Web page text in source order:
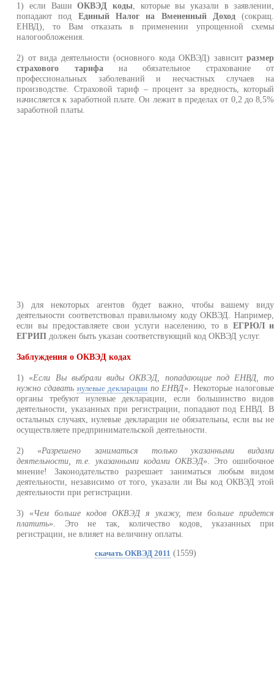
1) если ВашиОКВЭД коды, которые вы указали в заявлении,
попадают под Единый Налог на Вмененный Доход(сокращ.
ЕНВД), то Вам отказать в применении упрощенной схемы
налогообложения.
2) от вида деятельности (основного кода ОКВЭД) зависитразмер
страхового тарифа на обязательное страхование от
профессиональных заболеваний и несчастных случаев на
производстве. Страховой тариф – процент за вредность, который
начисляется к заработной плате. Он лежит в пределах от 0,2 до 8,5%
заработной платы.
3) для некоторых агентов будет важно, чтобы вашему виду
деятельности соответствовал правильному коду ОКВЭД. Например,
если вы предоставляете свои услуги населению, то в ЕГРЮЛ и
ЕГРИП должен быть указан соответствующий код ОКВЭД услуг.
Заблуждения о ОКВЭД кодах
1) «Если Вы выбрали виды ОКВЭД, попадающие под ЕНВД, то
нужно сдавать нулевые декларациипо ЕНВД». Некоторые налоговые
органы требуют нулевые декларации, если большинство видов
деятельности, указанных при регистрации, попадают под ЕНВД. В
остальных случаях, нулевые декларации не обязательны, если вы не
осуществляете предпринимательской деятельности.
2) «Разрешено заниматься только указанными видами
деятельности, т.е. указанными кодами ОКВЭД». Это ошибочное
мнение! Законодательство разрешает заниматься любым видом
деятельности, независимо от того, указали ли Вы код ОКВЭД этой
деятельности при регистрации.
3) «Чем больше кодов ОКВЭД я укажу, тем больше придется
платить». Это не так, количество кодов, указанных при
регистрации, не влияет на величину оплаты.
скачать ОКВЭД 2011 (1559)